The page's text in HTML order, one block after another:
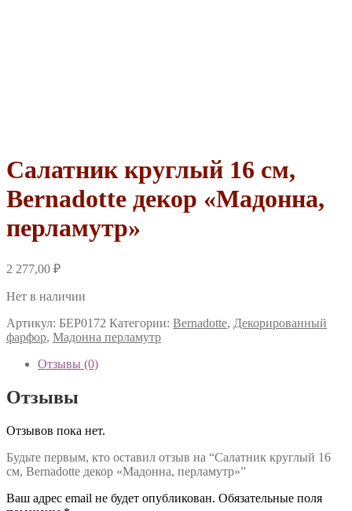
Салатник круглый 16 см,
Bernadotte декор «Мадонна,
перламутр»
2 277,00 ₽
Нет в наличии
Артикул: БЕР0172 Категории: Bernadotte, Декорированный
фарфор, Мадонна перламутр
Отзывы (0)
Отзывы
Отзывов пока нет.
Будьте первым, кто оставил отзыв на “Салатник круглый 16
см, Bernadotte декор «Мадонна, перламутр»”
Ваш адрес email не будет опубликован. Обязательные поля